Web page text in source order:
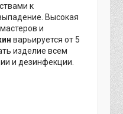
к
Высокая
и
варьируется от 5
изделие всем
и дезинфекции.